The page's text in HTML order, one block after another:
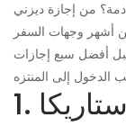
من إجازة ديزني
أشهر وجهات السفر
أفضل سبع إجازات